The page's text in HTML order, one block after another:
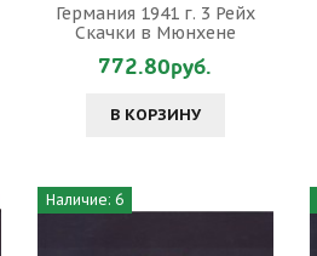
Германия 1941 г. 3 Рейх
Скачки в Мюнхене
772.80руб.
В КОРЗИНУ
Наличие: 6